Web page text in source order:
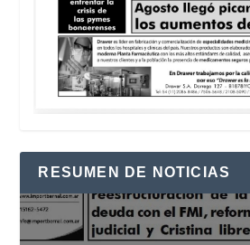
RESUMEN DE NOTICIAS
Reproductor
de
vídeo